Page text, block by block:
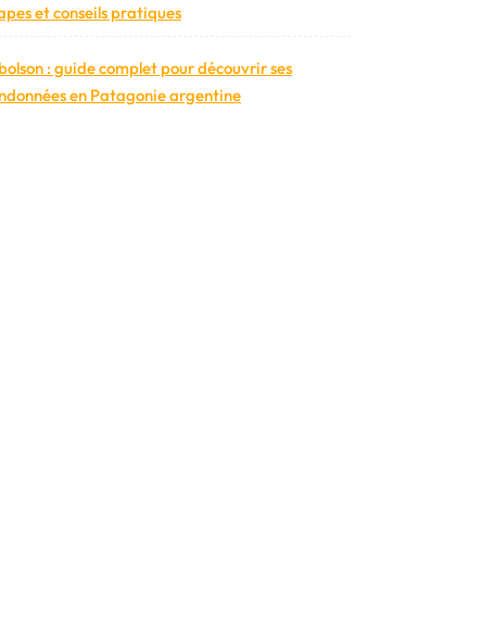
et conseils pratiques
: guide complet pour découvrir ses
en Patagonie argentine